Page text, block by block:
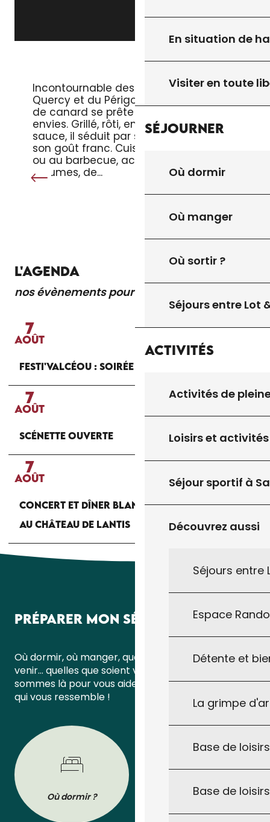
En situation de
Visiter en toute
Séjourner
Où dormir
Où manger
Où sortir ?
Séjours entre Lot
Activités
Activités de
Loisirs et activités
Séjour sportif à
Découvrez aussi
Séjours entre
Espace
Détente et
La grimpe
Base de
Base de
Incontournable des tables du
Quercy et du Périgord, le magret
de canard se prête à toutes les
envies. Grillé, rôti, en salade ou en
sauce, il séduit par sa tendreté et
son goût franc. Cuisiné à la poêle
ou au barbecue, accompagné de
légumes, de...
L'AGENDA
nos évènements pour vous
Lire la suite
7
AOÛT
FESTI'VALCÉOU : SOIRÉE D'OUVERTURE
7
AOÛT
SCÉNETTE OUVERTE
7
AOÛT
CONCERT ET DÎNER BLANC AUX CHANDELLES
AU CHÂTEAU DE LANTIS
PRÉPARER MON SÉJOUR
Où dormir, où manger, quoi faire ou comment
venir… quelles que soient vos questions, nous
sommes là pour vous aider à organiser un séjour
qui vous ressemble !
Où dormir ? Où manger ?